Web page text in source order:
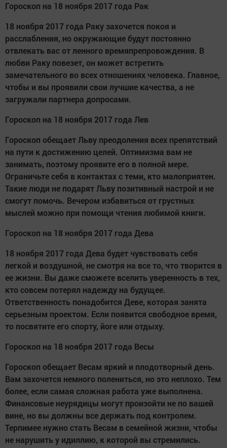
Гороскоп на 18 ноября 2017 года Рак
18 ноября 2017 года Раку захочется покоя и
расслабления, но окружающие будут постоянно
отвлекать вас от ленного времяпрепровождения. В
любви Раку повезет, он может встретить
замечательного во всех отношениях человека. Главное,
чтобы и вы проявили свои лучшие качества, а не
загружали партнера допросами.
Гороскоп на 18 ноября 2017 года Лев
Гороскоп обещает Льву преодоления всех препятствий
на пути к достижению целей. Оптимизма вам не
занимать, поэтому проявите его в полной мере.
Ограничьте себя в контактах с теми, кто малоприятен.
Такие люди не подарят Льву позитивный настрой и не
смогут помочь. Вечером избавиться от грустных
мыслей можно при помощи чтения любимой книги.
Гороскоп на 18 ноября 2017 года Дева
18 ноября 2017 года Дева будет чувствовать себя
легкой и воздушной, не смотря на все то, что творится в
ее жизни. Вы даже сможете вселить уверенность в тех,
кто совсем потерял надежду на будущее.
Ответственность понадобится Деве, которая занята
серьезным проектом. Если появится свободное время,
то посвятите его спорту, йоге или отдыху.
Гороскоп на 18 ноября 2017 года Весы
Гороскоп обещает Весам яркий и плодотворный день.
Вам захочется немного полениться, но это неплохо. Тем
более, если самая сложная работа уже выполнена.
Финансовые неурядицы могут произойти не по вашей
вине, но вы должны все держать под контролем.
Терпимее нужно стать Весам в семейной жизни, чтобы
не нарушить у идиллию, к которой вы стремились.